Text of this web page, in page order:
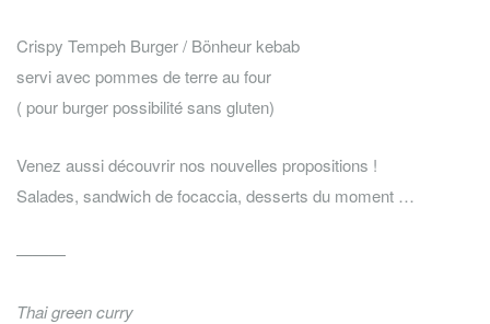
Crispy Tempeh Burger / Bönheur kebab
servi avec pommes de terre au four
( pour burger possibilité sans gluten)
Venez aussi découvrir nos nouvelles propositions !
Salades, sandwich de focaccia, desserts du moment …
———
Thai green curry